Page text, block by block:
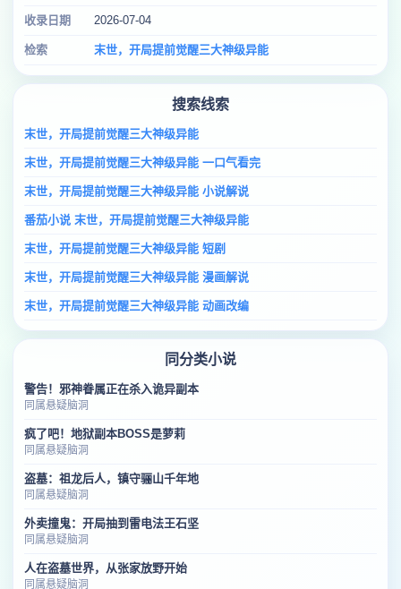
收录日期 2026-07-04
检索 末世，开局提前觉醒三大神级异能
搜索线索
末世，开局提前觉醒三大神级异能
末世，开局提前觉醒三大神级异能 一口气看完
末世，开局提前觉醒三大神级异能 小说解说
番茄小说 末世，开局提前觉醒三大神级异能
末世，开局提前觉醒三大神级异能 短剧
末世，开局提前觉醒三大神级异能 漫画解说
末世，开局提前觉醒三大神级异能 动画改编
同分类小说
警告！邪神眷属正在杀入诡异副本
同属悬疑脑洞
疯了吧！地狱副本BOSS是萝莉
同属悬疑脑洞
盗墓：祖龙后人，镇守骊山千年地
同属悬疑脑洞
外卖撞鬼：开局抽到雷电法王石坚
同属悬疑脑洞
人在盗墓世界，从张家放野开始
同属悬疑脑洞